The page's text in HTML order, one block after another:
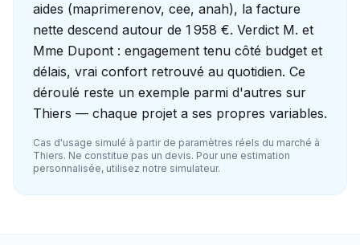
aides (maprimerenov, cee, anah), la facture
nette descend autour de 1 958 €. Verdict M. et
Mme Dupont : engagement tenu côté budget et
délais, vrai confort retrouvé au quotidien. Ce
déroulé reste un exemple parmi d'autres sur
Thiers — chaque projet a ses propres variables.
Cas d'usage simulé à partir de paramètres réels du marché à
Thiers. Ne constitue pas un devis. Pour une estimation
personnalisée, utilisez notre simulateur.